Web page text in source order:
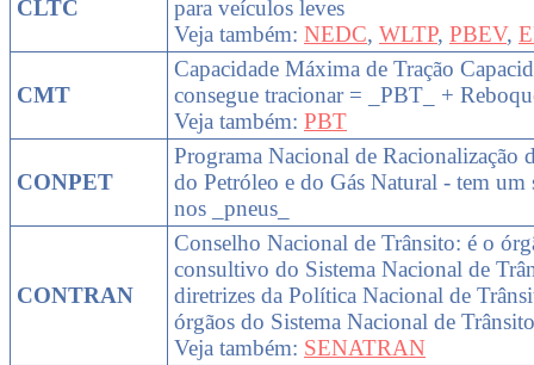
CLTC
para veículos leves
Veja também: NEDC, WLTP, PBEV,
CMT
Capacidade Máxima de Tração
consegue tracionar = _PBT_ +
Veja também: PBT
CONPET
Programa Nacional de Racionalização
do Petróleo e do Gás Natural - tem
nos _pneus_
CONTRAN
Conselho Nacional de Trânsito: é o
consultivo do Sistema Nacional de
diretrizes da Política Nacional de
órgãos do Sistema Nacional de
Veja também: SENATRAN